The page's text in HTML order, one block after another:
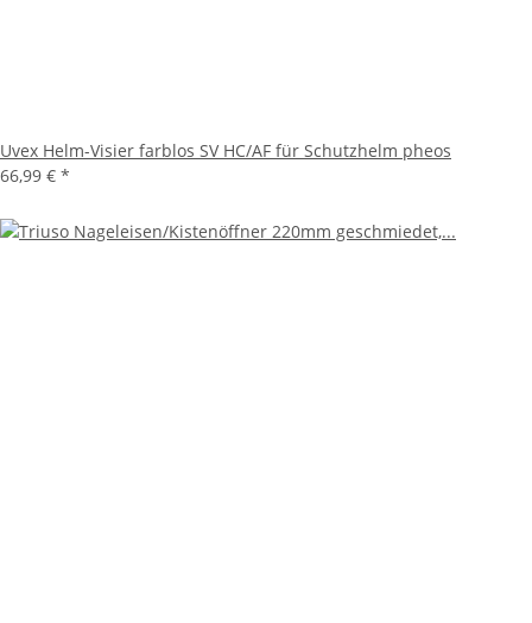
Uvex Helm-Visier farblos SV HC/AF für Schutzhelm pheos
66,99 € *